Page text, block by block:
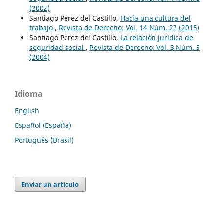
(2002)
Santiago Perez del Castillo, Hacia una cultura del
trabajo , Revista de Derecho: Vol. 14 Núm. 27 (2015)
Santiago Pérez del Castillo, La relación jurídica de
seguridad social , Revista de Derecho: Vol. 3 Núm. 5
(2004)
Idioma
English
Español (España)
Português (Brasil)
Enviar un artículo